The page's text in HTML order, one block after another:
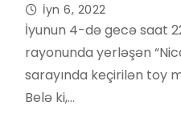
İyn 6, 2022
İyunun 4-də gecə saat
rayonunda yerləşən
sarayında keçirilən toy
Belə ki,…